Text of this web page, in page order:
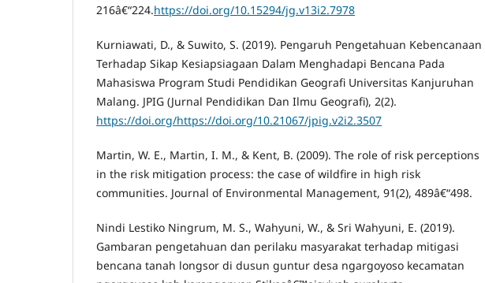
216â€“224.https://doi.org/10.15294/jg.v13i2.7978
Kurniawati, D., & Suwito, S. (2019). Pengaruh Pengetahuan Kebencanaan
Terhadap Sikap Kesiapsiagaan Dalam Menghadapi Bencana Pada
Mahasiswa Program Studi Pendidikan Geografi Universitas Kanjuruhan
Malang. JPIG (Jurnal Pendidikan Dan Ilmu Geografi), 2(2).
https://doi.org/https://doi.org/10.21067/jpig.v2i2.3507
Martin, W. E., Martin, I. M., & Kent, B. (2009). The role of risk perceptions
in the risk mitigation process: the case of wildfire in high risk
communities. Journal of Environmental Management, 91(2), 489â€“498.
Nindi Lestiko Ningrum, M. S., Wahyuni, W., & Sri Wahyuni, E. (2019).
Gambaran pengetahuan dan perilaku masyarakat terhadap mitigasi
bencana tanah longsor di dusun guntur desa ngargoyoso kecamatan